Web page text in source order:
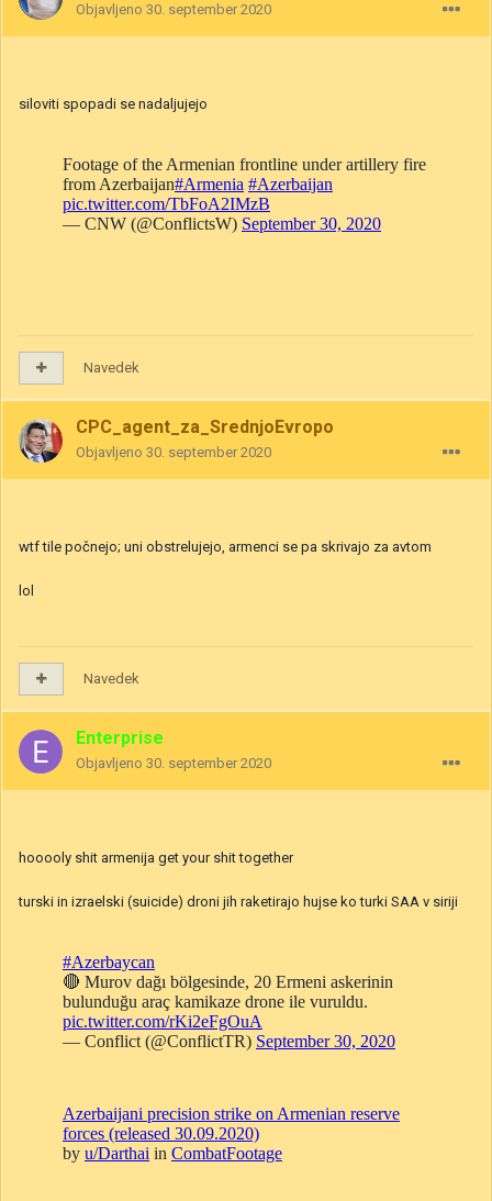
Objavljeno 30. september 2020
siloviti spopadi se nadaljujejo
Navedek
CPC_agent_za_SrednjoEvropo
Objavljeno 30. september 2020
wtf tile počnejo; uni obstrelujejo, armenci se pa skrivajo za avtom
lol
Navedek
Enterprise
Objavljeno 30. september 2020
hooooly shit armenija get your shit together
turski in izraelski (suicide) droni jih raketirajo hujse ko turki SAA v siriji